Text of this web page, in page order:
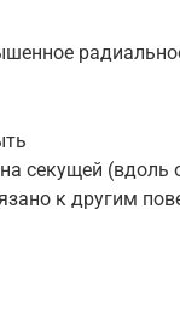
секущей (вдоль
к другим